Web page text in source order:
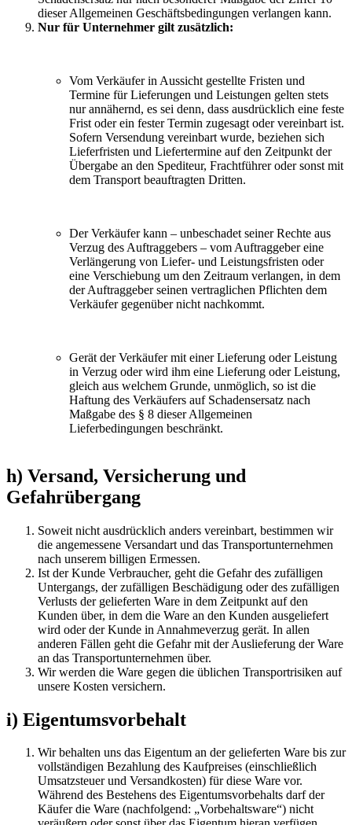
dieser Allgemeinen Geschäftsbedingungen verlangen kann.
Nur für Unternehmer gilt zusätzlich:
Vom Verkäufer in Aussicht gestellte Fristen und
Termine für Lieferungen und Leistungen gelten stets
nur annähernd, es sei denn, dass ausdrücklich eine feste
Frist oder ein fester Termin zugesagt oder vereinbart ist.
Sofern Versendung vereinbart wurde, beziehen sich
Lieferfristen und Liefertermine auf den Zeitpunkt der
Übergabe an den Spediteur, Frachtführer oder sonst mit
dem Transport beauftragten Dritten.
Der Verkäufer kann – unbeschadet seiner Rechte aus
Verzug des Auftraggebers – vom Auftraggeber eine
Verlängerung von Liefer- und Leistungsfristen oder
eine Verschiebung um den Zeitraum verlangen, in dem
der Auftraggeber seinen vertraglichen Pflichten dem
Verkäufer gegenüber nicht nachkommt.
Gerät der Verkäufer mit einer Lieferung oder Leistung
in Verzug oder wird ihm eine Lieferung oder Leistung,
gleich aus welchem Grunde, unmöglich, so ist die
Haftung des Verkäufers auf Schadensersatz nach
Maßgabe des § 8 dieser Allgemeinen
Lieferbedingungen beschränkt.
h) Versand, Versicherung und
Gefahrübergang
Soweit nicht ausdrücklich anders vereinbart, bestimmen wir
die angemessene Versandart und das Transportunternehmen
nach unserem billigen Ermessen.
Ist der Kunde Verbraucher, geht die Gefahr des zufälligen
Untergangs, der zufälligen Beschädigung oder des zufälligen
Verlusts der gelieferten Ware in dem Zeitpunkt auf den
Kunden über, in dem die Ware an den Kunden ausgeliefert
wird oder der Kunde in Annahmeverzug gerät. In allen
anderen Fällen geht die Gefahr mit der Auslieferung der Ware
an das Transportunternehmen über.
Wir werden die Ware gegen die üblichen Transportrisiken auf
unsere Kosten versichern.
i) Eigentumsvorbehalt
Wir behalten uns das Eigentum an der gelieferten Ware bis zur
vollständigen Bezahlung des Kaufpreises (einschließlich
Umsatzsteuer und Versandkosten) für diese Ware vor.
Während des Bestehens des Eigentumsvorbehalts darf der
Käufer die Ware (nachfolgend: „Vorbehaltsware“) nicht